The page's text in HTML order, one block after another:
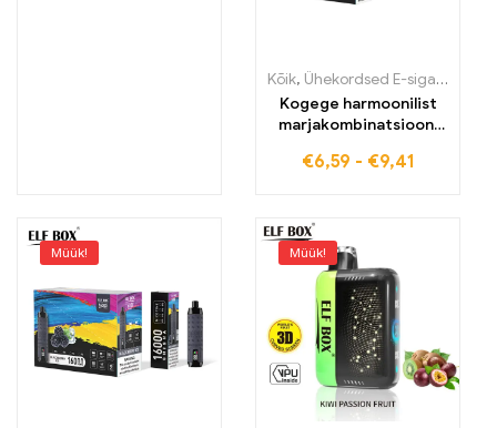
Kõik, Ühekordsed E-sigaretid
Kogege harmoonilist
marjakombinatsiooni
SHISHA 16000
€6,59 - €9,41
Müük! Müük!